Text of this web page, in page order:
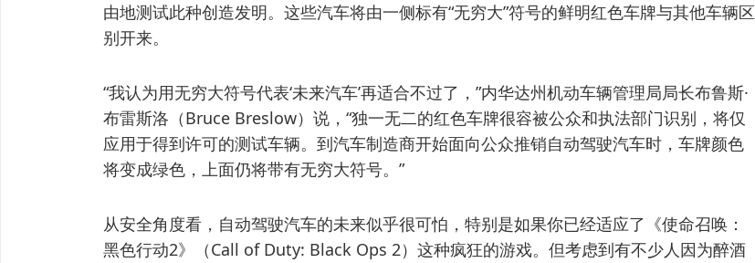
由地测试此种创造发明。这些汽车将由一侧标有“无穷大”符号的鲜明红色车牌与其他车辆区
别开来。
“我认为用无穷大符号代表‘未来汽车’再适合不过了，”内华达州机动车辆管理局局长布鲁斯·
布雷斯洛（Bruce Breslow）说，“独一无二的红色车牌很容被公众和执法部门识别，将仅
应用于得到许可的测试车辆。到汽车制造商开始面向公众推销自动驾驶汽车时，车牌颜色
将变成绿色，上面仍将带有无穷大符号。”
从安全角度看，自动驾驶汽车的未来似乎很可怕，特别是如果你已经适应了《使命召唤：
黑色行动2》（Call of Duty: Black Ops 2）这种疯狂的游戏。但考虑到有不少人因为醉酒